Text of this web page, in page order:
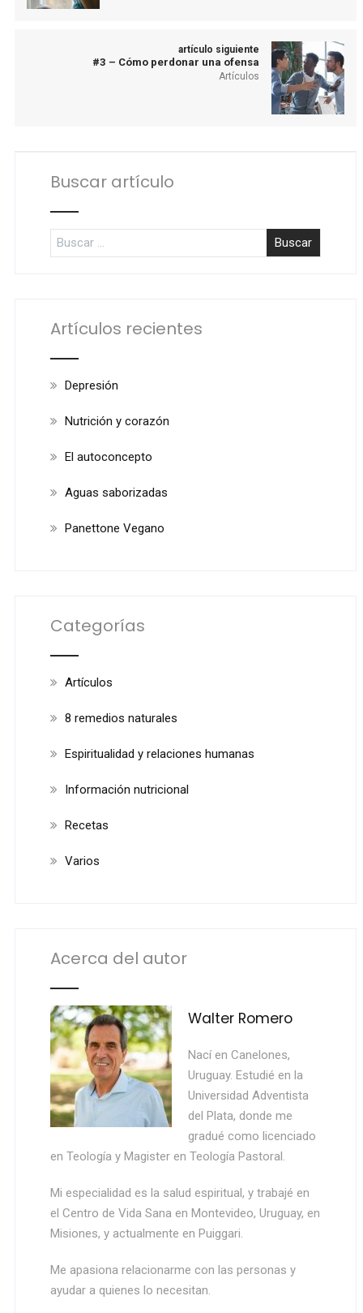
artículo siguiente
#3 – Cómo perdonar una ofensa
Artículos
Buscar artículo
Artículos recientes
Depresión
Nutrición y corazón
El autoconcepto
Aguas saborizadas
Panettone Vegano
Categorías
Artículos
8 remedios naturales
Espiritualidad y relaciones humanas
Información nutricional
Recetas
Varios
Acerca del autor
Walter Romero
Nací en Canelones,
Uruguay. Estudié en la
Universidad Adventista
del Plata, donde me
gradué como licenciado
en Teología y Magister en Teología Pastoral.
Mi especialidad es la salud espiritual, y trabajé en
el Centro de Vida Sana en Montevideo, Uruguay, en
Misiones, y actualmente en Puiggari.
Me apasiona relacionarme con las personas y
ayudar a quienes lo necesitan.